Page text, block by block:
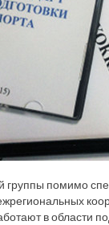
группы помимо
в области